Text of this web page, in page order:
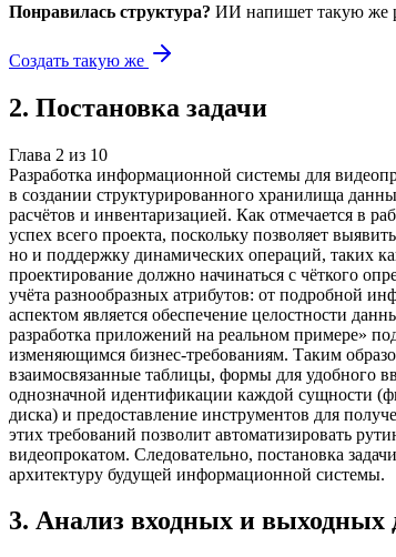
Понравилась структура? ИИ напишет такую же
Создать такую же
2. Постановка задачи
Глава 2 из 10
Разработка информационной системы для
в создании структурированного хранилища
расчётов и инвентаризацией. Как отмечается в
успех всего проекта, поскольку позволяет
но и поддержку динамических операций, таких
проектирование должно начинаться с чёткого
учёта разнообразных атрибутов: от подробной
аспектом является обеспечение целостности
разработка приложений на реальном примере»
изменяющимся бизнес-требованиям. Таким
взаимосвязанные таблицы, формы для удобного
однозначной идентификации каждой сущности
диска) и предоставление инструментов для
этих требований позволит автоматизировать
видеопрокатом. Следовательно, постановка
архитектуру будущей информационной системы.
3. Анализ входных и выходных